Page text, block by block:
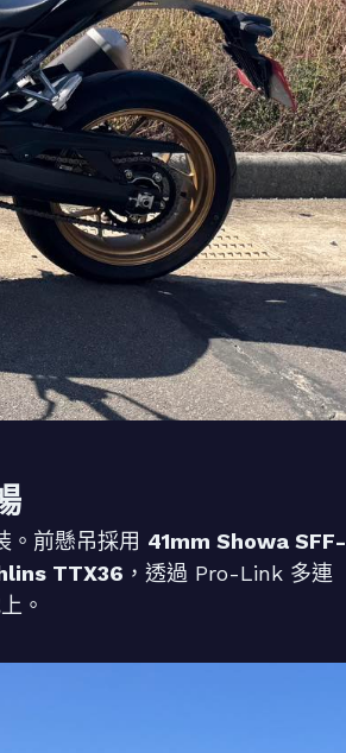
前懸吊採用 41mm Showa SFF-
TTX36 ，透過 Pro-Link 多連
。